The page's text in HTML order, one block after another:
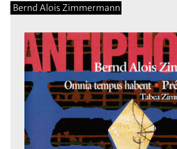
Bernd Alois Zimmermann